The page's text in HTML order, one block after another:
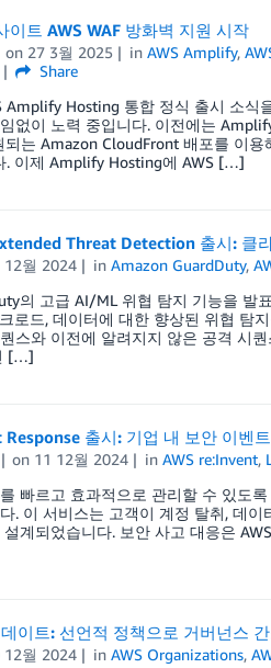
트 AWS WAF 방화벽 지원 시작
on 27 3월 2025 inAWS Amplify,
Share
Amplify Hosting 통합 정식 출시 소
없이 노력 중입니다. 이전에는
되는 Amazon CloudFront 배포를 이
. 이제 Amplify Hosting에 AWS […]
Threat Detection 출시: 클
12월 2024 inAmazon GuardDuty,
의 고급 AI/ML 위협 탐지 기능을 발
로드, 데이터에 대한 향상된 위협 탐
스와 이전에 알려지지 않은 공격 시
[…]
출시: 기업 내 보안 이벤
on 11 12월 2024 inAWS re:Invent,
빠르고 효과적으로 관리할 수 있도
. 이 서비스는 고객이 계정 탈취, 데
계되었습니다. 보안 사고 대응은
이트: 선언적 정책으로 거버넌스
12월 2024 inAWS Organizations,